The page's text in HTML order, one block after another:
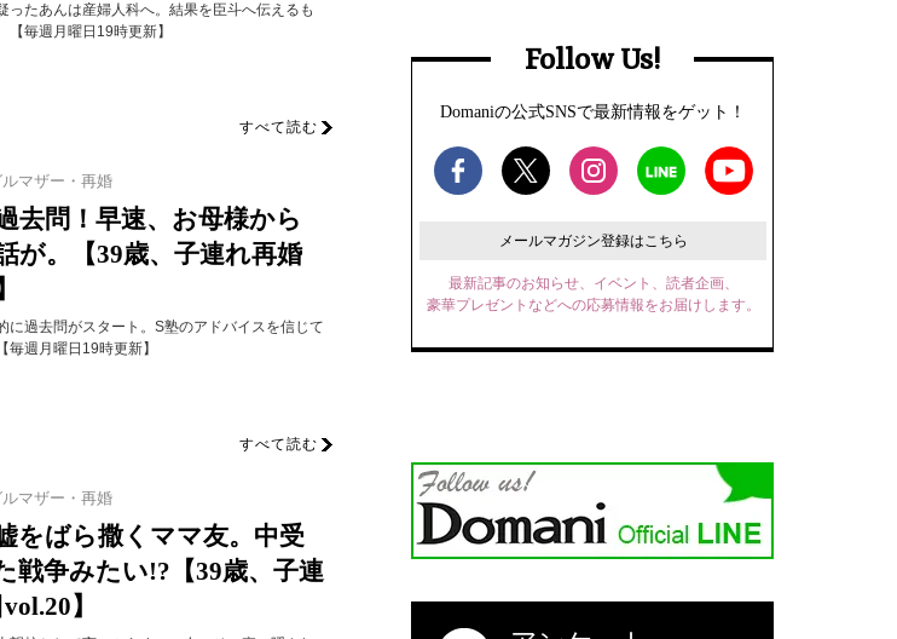
ったあんは産婦人科へ。結果を臣斗へ伝えるも
【毎週月曜日19時更新】
すべて読む
マザー・再婚
去問！早速、お母様から
が。【39歳、子連れ再婚
に過去問がスタート。S塾のアドバイスを信じて
週月曜日19時更新】
すべて読む
マザー・再婚
をばら撒くママ友。中受
戦争みたい!?【39歳、子連
】
Follow Us!
Domaniの公式SNSで最新情報をゲット！
メールマガジン登録はこちら
最新記事のお知らせ、イベント、読者企画、
豪華プレゼントなどへの応募情報をお届けします。